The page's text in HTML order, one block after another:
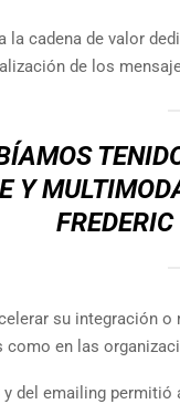
la cadena de valor
de los
Y
su integración
como en las
del emailing